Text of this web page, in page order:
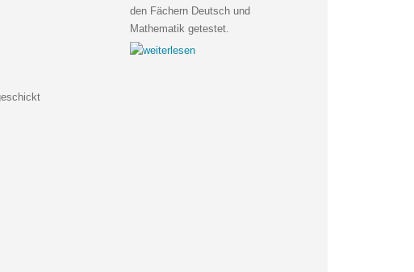
den Fächern Deutsch und
Mathematik getestet.